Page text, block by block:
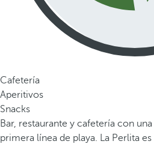
Cafetería
Aperitivos
Snacks
Bar, restaurante y cafetería con
primera línea de playa. La Perlita